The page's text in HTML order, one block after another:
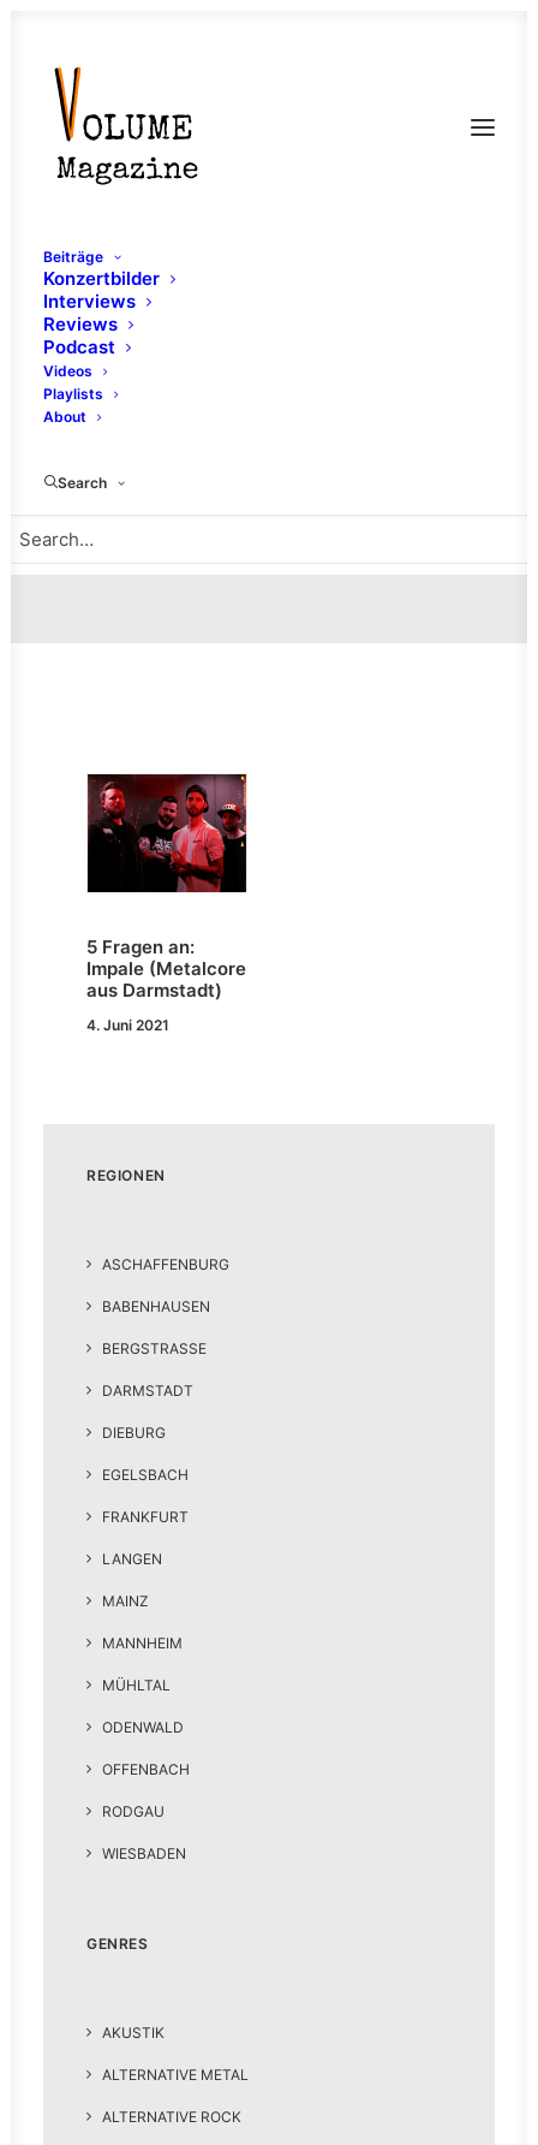
Beiträge
Konzertbilder
Interviews
Reviews
Podcast
Videos
Playlists
About
Search
5 Fragen an:
Impale (Metalcore
aus Darmstadt)
4. Juni 2021
REGIONEN
ASCHAFFENBURG
BABENHAUSEN
BERGSTRASSE
DARMSTADT
DIEBURG
EGELSBACH
FRANKFURT
LANGEN
MAINZ
MANNHEIM
MÜHLTAL
ODENWALD
OFFENBACH
RODGAU
WIESBADEN
GENRES
AKUSTIK
ALTERNATIVE METAL
ALTERNATIVE ROCK